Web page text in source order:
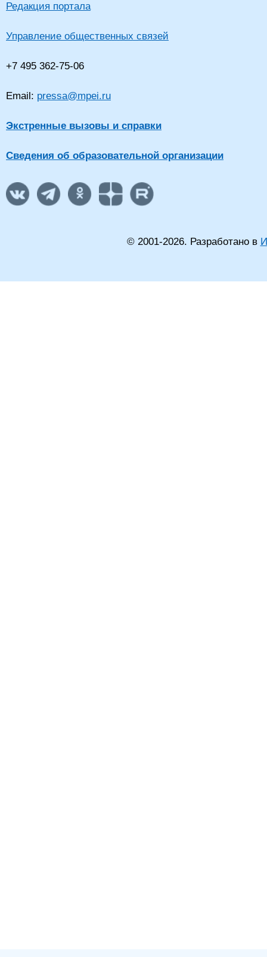
Редакция портала
Управление общественных связей
+7 495 362-75-06
Email: pressa@mpei.ru
Экстренные вызовы и справки
Сведения об образовательной организации
© 2001-2026. Разработано в